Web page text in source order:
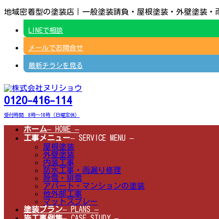
コ
ナ
地域密着型の塗装店｜一般塗装請負・屋根塗装・外壁塗装・
LINEで相談
メールでお問合せ
最新チラシを見る
0120-416-114
受付時間 8時～18時（日曜定休）
ホーム– HOME –
工事メニュー– SERVICE MENU –
屋根塗装
外壁塗装
内装工事
防水工事・雨漏り修理
除雪・排雪
アパート・マンションの塗装
他外部工事
マットスプレー
塗装プラン– PLANS –